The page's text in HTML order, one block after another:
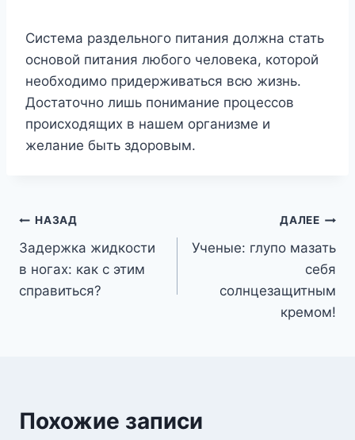
Система раздельного питания должна стать
основой питания любого человека, которой
необходимо придерживаться всю жизнь.
Достаточно лишь понимание процессов
происходящих в нашем организме и
желание быть здоровым.
Навигация
по
записям
НАЗАД
Задержка жидкости
в ногах: как с этим
справиться?
ДАЛЕЕ
Ученые: глупо мазать
себя
солнцезащитным
кремом!
Похожие записи